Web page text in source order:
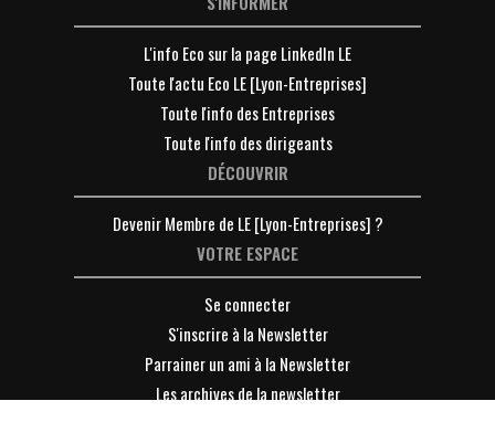
L'info Eco sur la page LinkedIn LE
Toute l'actu Eco LE [Lyon-Entreprises]
Toute l'info des Entreprises
Toute l'info des dirigeants
DÉCOUVRIR
Devenir Membre de LE [Lyon-Entreprises] ?
VOTRE ESPACE
Se connecter
S'inscrire à la Newsletter
Parrainer un ami à la Newsletter
Les archives de la newsletter